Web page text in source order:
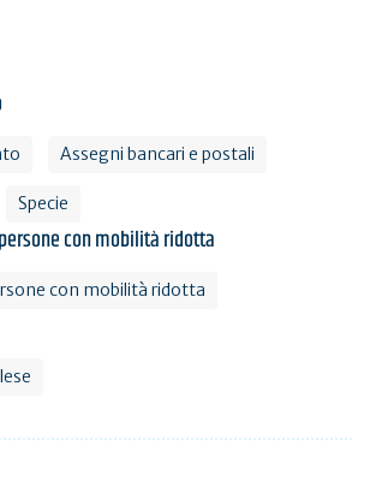
Assegni bancari e postali
Specie
con mobilità ridotta
con mobilità ridotta